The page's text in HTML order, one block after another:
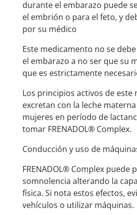
durante el embarazo puede
el embrión o para el feto, y
por su médico
Este medicamento no se
el embarazo a no ser que su
que es estrictamente
Los principios activos de este
excretan con la leche
mujeres en período de
tomar FRENADOL® Complex.
Conducción y uso de
FRENADOL® Complex puede
somnolencia alterando la
física. Si nota estos efectos,
vehículos o utilizar máquinas.